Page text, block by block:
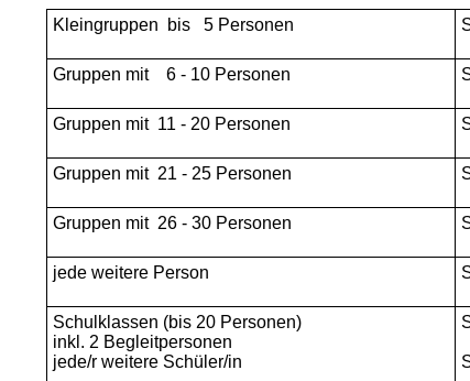
Kleingruppen bis 5 Personen
Gruppen mit 6 - 10 Personen
Gruppen mit 11 - 20 Personen
Gruppen mit 21 - 25 Personen
Gruppen mit 26 - 30 Personen
jede weitere Person
Schulklassen (bis 20 Personen)
inkl. 2 Begleitpersonen
jede/r weitere Schüler/in